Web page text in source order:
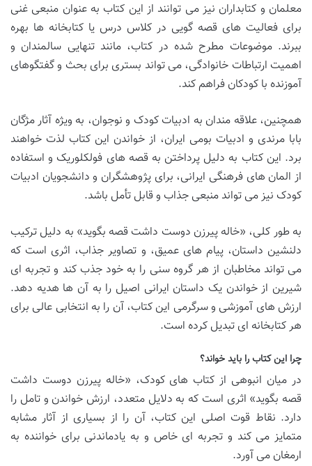
معلمان و کتابداران نیز می توانند از این کتاب به عنوان منبعی غنی
برای فعالیت های قصه گویی در کلاس درس یا کتابخانه ها بهره
ببرند. موضوعات مطرح شده در کتاب، مانند تنهایی سالمندان و
اهمیت ارتباطات خانوادگی، می تواند بستری برای بحث و گفتگوهای
آموزنده با کودکان فراهم کند.
همچنین، علاقه مندان به ادبیات کودک و نوجوان، به ویژه آثار مژگان
بابا مرندی و ادبیات بومی ایران، از خواندن این کتاب لذت خواهند
برد. این کتاب به دلیل پرداختن به قصه های فولکلوریک و استفاده
از المان های فرهنگی ایرانی، برای پژوهشگران و دانشجویان ادبیات
کودک نیز می تواند منبعی جذاب و قابل تأمل باشد.
به طور کلی، «خاله پیرزن دوست داشت قصه بگوید» به دلیل ترکیب
دلنشین داستان، پیام های عمیق، و تصاویر جذاب، اثری است که
می تواند مخاطبان از هر گروه سنی را به خود جذب کند و تجربه ای
شیرین از خواندن یک داستان ایرانی اصیل را به آن ها هدیه دهد.
ارزش های آموزشی و سرگرمی این کتاب، آن را به انتخابی عالی برای
هر کتابخانه ای تبدیل کرده است.
چرا این کتاب را باید خواند؟
در میان انبوهی از کتاب های کودک، «خاله پیرزن دوست داشت
قصه بگوید» اثری است که به دلایل متعدد، ارزش خواندن و تامل را
دارد. نقاط قوت اصلی این کتاب، آن را از بسیاری از آثار مشابه
متمایز می کند و تجربه ای خاص و به یادماندنی برای خواننده به
ارمغان می آورد.